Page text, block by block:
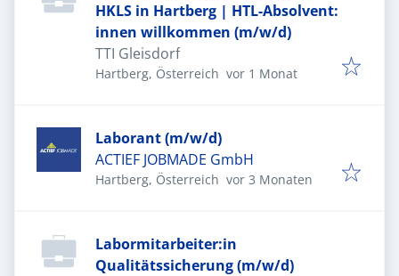
HKLS in Hartberg | HTL-Absolvent:
innen willkommen (m/w/d)
TTI Gleisdorf
Hartberg, Österreich Veröffentlicht
vor 1 Monat
Laborant (m/w/d)
ACTIEF JOBMADE GmbH
Hartberg, Österreich Veröffentlicht:
vor 3 Monaten
Labormitarbeiter:in
Qualitätssicherung (m/w/d)